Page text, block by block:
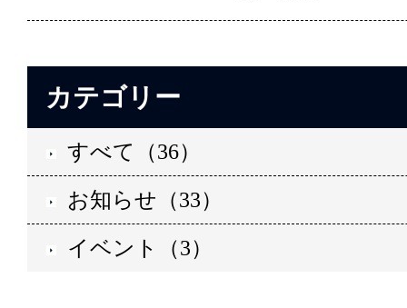
カテゴリー
すべて（36）
お知らせ（33）
イベント（3）